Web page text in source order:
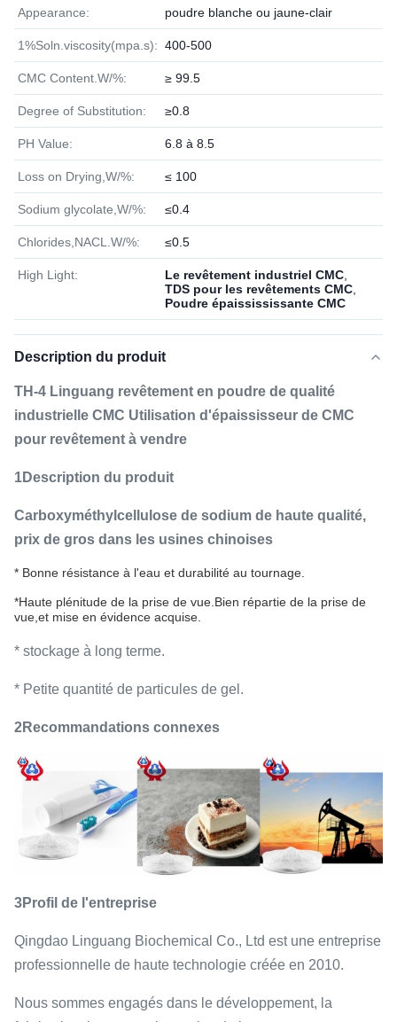
Appearance: poudre blanche ou jaune-clair
1%Soln.viscosity(mpa.s): 400-500
CMC Content.W/%: ≥ 99.5
Degree of Substitution: ≥0.8
PH Value: 6.8 à 8.5
Loss on Drying,W/%: ≤ 100
Sodium glycolate,W/%: ≤0.4
Chlorides,NACL.W/%: ≤0.5
High Light: Le revêtement industriel CMC
TDS pour les revêtements CMC
Poudre épaissississante CMC
Description du produit
TH-4 Linguang revêtement en poudre de qualité
industrielle CMC Utilisation d'épaississeur de CMC
pour revêtement à vendre
1Description du produit
Carboxyméthylcellulose de sodium de haute qualité,
prix de gros dans les usines chinoises
* Bonne résistance à l'eau et durabilité au tournage.
*Haute plénitude de la prise de vue.Bien répartie de la prise de
vue,et mise en évidence acquise.
* stockage à long terme.
* Petite quantité de particules de gel.
2Recommandations connexes
3Profil de l'entreprise
Qingdao Linguang Biochemical Co., Ltd est une entreprise
professionnelle de haute technologie créée en 2010.
Nous sommes engagés dans le développement, la